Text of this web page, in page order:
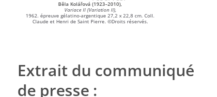
Běla Kolářová (1923–2010),
Variace II (Variation II),
1962. épreuve gélatino-argentique 27,2 x 22,8 cm. Coll.
Claude et Henri de Saint Pierre. ©Droits réservés.
Extrait du communiqué
de presse :